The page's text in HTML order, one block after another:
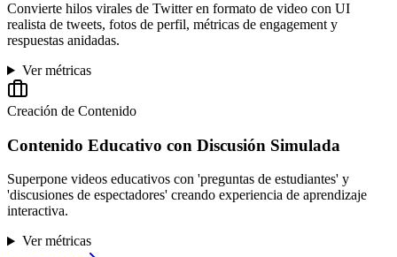
Convierte hilos virales de Twitter en formato de video con UI
realista de tweets, fotos de perfil, métricas de engagement y
respuestas anidadas.
Ver métricas
Creación de Contenido
Contenido Educativo con Discusión Simulada
Superpone videos educativos con 'preguntas de estudiantes' y
'discusiones de espectadores' creando experiencia de aprendizaje
interactiva.
Ver métricas